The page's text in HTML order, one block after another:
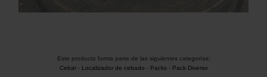
Este producto forma parte de las siguientes categorías:
Cebar- Localizador de cebado - Packs- Pack Diverso